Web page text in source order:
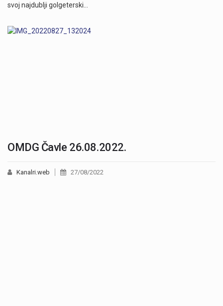
svoj najdublji golgeterski…
OMDG Čavle 26.08.2022.
Kanalri.web 27/08/2022